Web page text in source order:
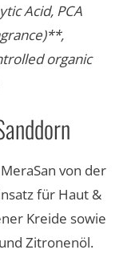
Acid, PCA
organic
von der
für Haut &
Kreide sowie
Zitronenöl.